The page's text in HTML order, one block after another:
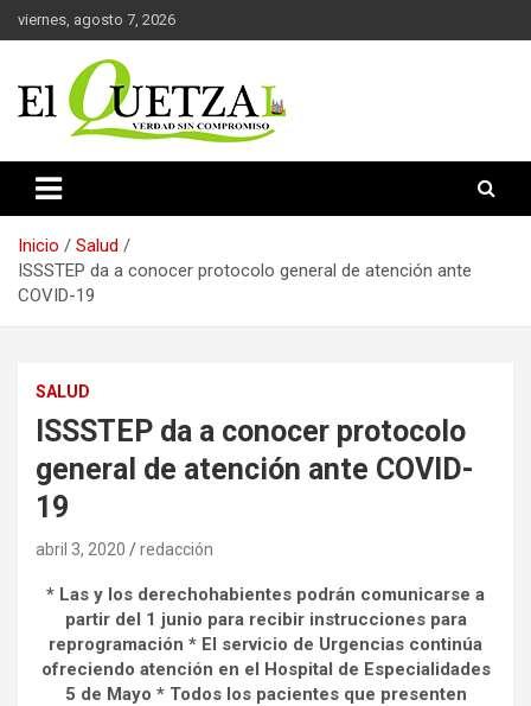
Saltar
al
viernes, agosto 7, 2026
El Quetzal de Cholula
Inicio
Salud
ISSSTEP da a conocer protocolo general de atención ante
COVID-19
SALUD
ISSSTEP da a conocer protocolo
general de atención ante COVID-
19
abril 3, 2020 redacción
* Las y los derechohabientes podrán comunicarse a
partir del 1 junio para recibir instrucciones para
reprogramación * El servicio de Urgencias continúa
ofreciendo atención en el Hospital de Especialidades
5 de Mayo * Todos los pacientes que presenten